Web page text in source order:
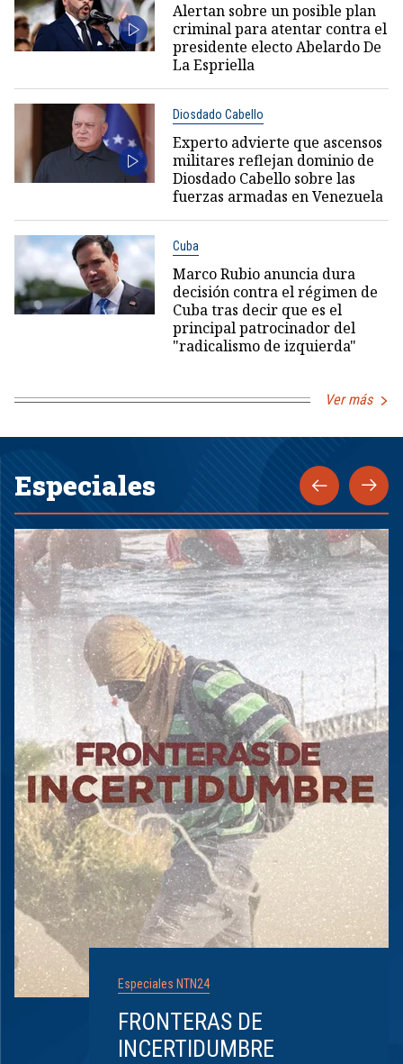
Alertan sobre un posible plan
criminal para atentar contra el
presidente electo Abelardo De
La Espriella
Diosdado Cabello
Experto advierte que ascensos
militares reflejan dominio de
Diosdado Cabello sobre las
fuerzas armadas en Venezuela
Cuba
Marco Rubio anuncia dura
decisión contra el régimen de
Cuba tras decir que es el
principal patrocinador del
"radicalismo de izquierda"
Ver más
Especiales
Especiales NTN24
FRONTERAS DE
INCERTIDUMBRE